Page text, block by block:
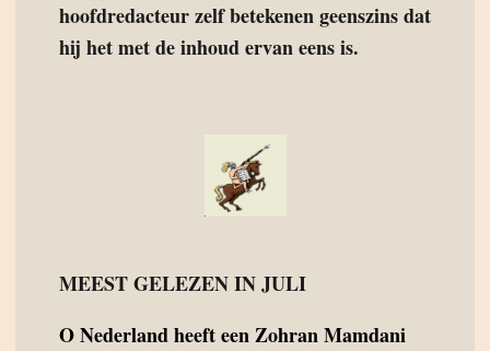
hoofdredacteur zelf betekenen geenszins dat
hij het met de inhoud ervan eens is.
MEEST GELEZEN IN JULI
ONederland heeft een Zohran Mamdani